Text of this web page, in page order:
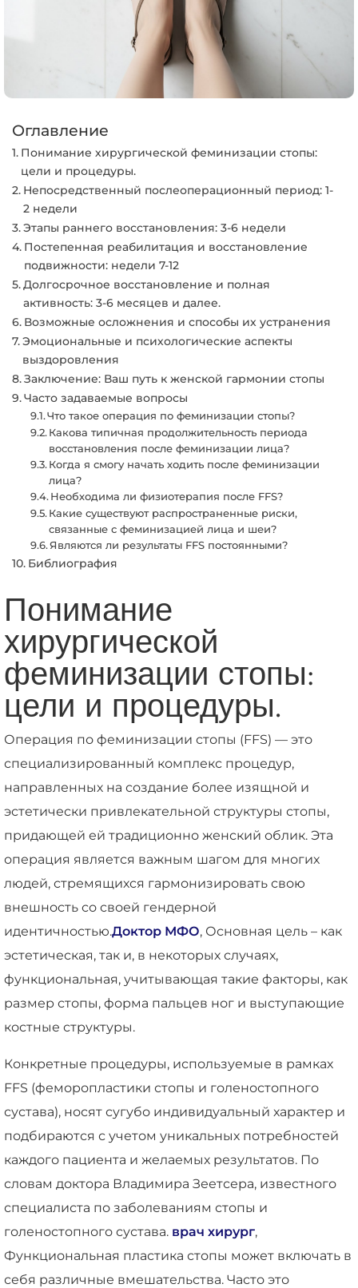
Оглавление
Понимание хирургической феминизации стопы:
цели и процедуры.
Непосредственный послеоперационный период: 1-
2 недели
Этапы раннего восстановления: 3-6 недели
Постепенная реабилитация и восстановление
подвижности: недели 7-12
Долгосрочное восстановление и полная
активность: 3-6 месяцев и далее.
Возможные осложнения и способы их устранения
Эмоциональные и психологические аспекты
выздоровления
Заключение: Ваш путь к женской гармонии стопы
Часто задаваемые вопросы
Что такое операция по феминизации стопы?
Какова типичная продолжительность периода
восстановления после феминизации лица?
Когда я смогу начать ходить после феминизации
лица?
Необходима ли физиотерапия после FFS?
Какие существуют распространенные риски,
связанные с феминизацией лица и шеи?
Являются ли результаты FFS постоянными?
Библиография
Понимание
хирургической
феминизации стопы:
цели и процедуры.
Операция по феминизации стопы (FFS) — это
специализированный комплекс процедур,
направленных на создание более изящной и
эстетически привлекательной структуры стопы,
придающей ей традиционно женский облик. Эта
операция является важным шагом для многих
людей, стремящихся гармонизировать свою
внешность со своей гендерной
идентичностью.Доктор МФО, Основная цель – как
эстетическая, так и, в некоторых случаях,
функциональная, учитывающая такие факторы, как
размер стопы, форма пальцев ног и выступающие
костные структуры.
Конкретные процедуры, используемые в рамках
FFS (феморопластики стопы и голеностопного
сустава), носят сугубо индивидуальный характер и
подбираются с учетом уникальных потребностей
каждого пациента и желаемых результатов. По
словам доктора Владимира Зеетсера, известного
специалиста по заболеваниям стопы и
голеностопного сустава. врач хирург,
Функциональная пластика стопы может включать в
себя различные вмешательства. Часто это